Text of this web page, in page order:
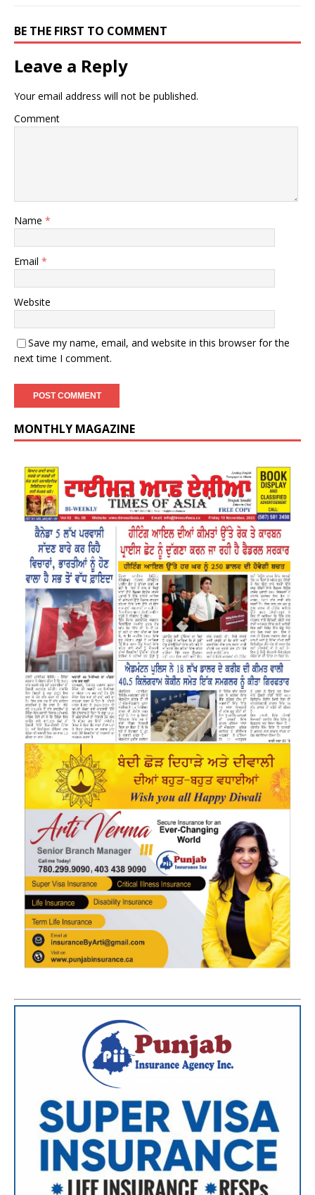
BE THE FIRST TO COMMENT
Leave a Reply
Your email address will not be published.
Comment
Name *
Email *
Website
Save my name, email, and website in this browser for the
next time I comment.
MONTHLY MAGAZINE